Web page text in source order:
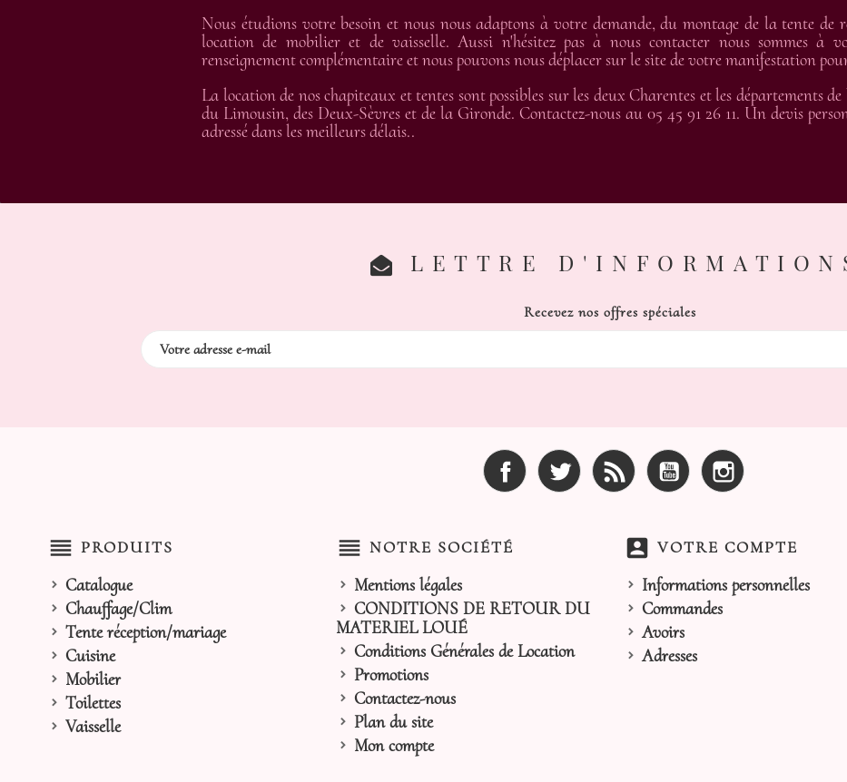
Nous étudions votre besoin et nous nous adaptons à votre demande, du montage de la tente de
location de mobilier et de vaisselle. Aussi n'hésitez pas à nous contacter nous sommes à
renseignement complémentaire et nous pouvons nous déplacer sur le site de votre manifestation
La location de nos chapiteaux et tentes sont possibles sur les deux Charentes et les départements
du Limousin, des Deux-Sèvres et de la Gironde. Contactez-nous au 05 45 91 26 11. Un devis
adressé dans les meilleurs délais..
LETTRE
Recevez nos offres spéciales
Facebook Twitter Rss YouTube
reorder PRODUITS
Catalogue
Chauffage/Clim
Tente réception/mariage
Cuisine
Mobilier
Toilettes
Vaisselle
reorder NOTRE SOCIÉTÉ
Mentions légales
CONDITIONS DE RETOUR DU
MATERIEL LOUÉ
Conditions Générales de Location
Promotions
Contactez-nous
Plan du site
Mon compte
account_box VOTRE COMPTE
Informations personnelles
Commandes
Avoirs
Adresses